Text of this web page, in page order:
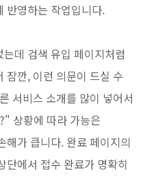
반영하는 작업입니다.
데 검색 유입 페이지처럼
잠깐, 이런 의문이 드실 수
서비스 소개를 많이 넣어서
상황에 따라 가능은
해가 큽니다. 완료 페이지의
단에서 접수 완료가 명확히